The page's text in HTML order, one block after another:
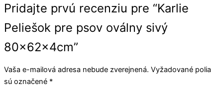
Pridajte prvú recenziu pre “Karlie
Peliešok pre psov oválny sivý
80x62x4cm”
Vaša e-mailová adresa nebude zverejnená. Vyžadované polia
sú označené *